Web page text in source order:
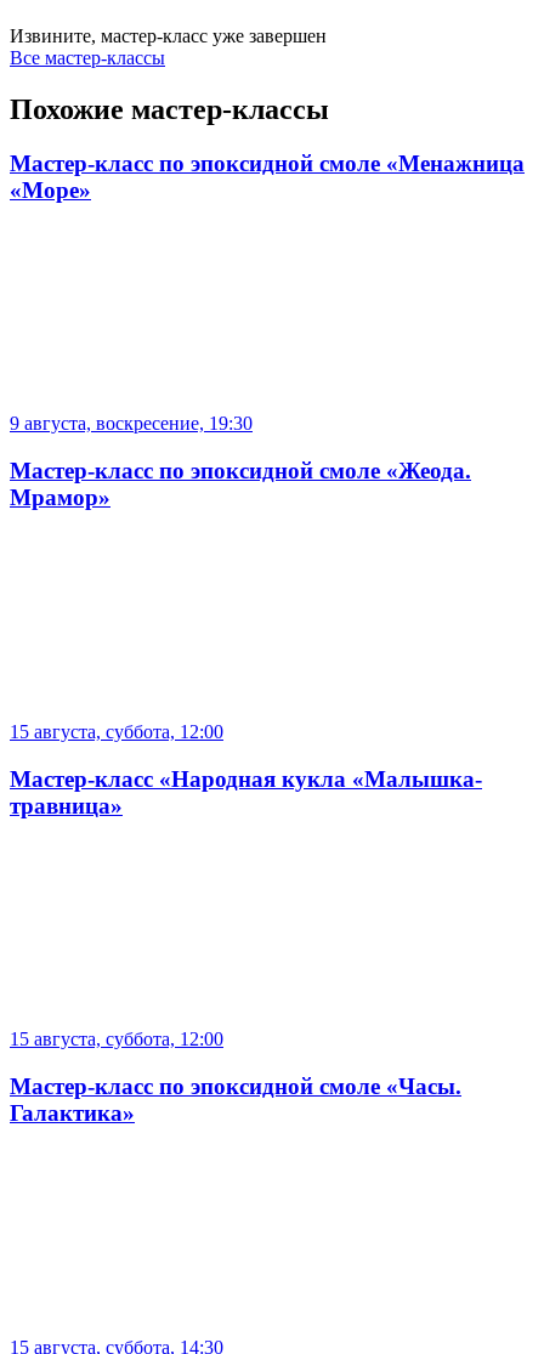
Извините, мастер-класс уже завершен
Все мастер-классы
Похожие мастер-классы
Мастер-класс по эпоксидной смоле «Менажница
«Море»
9 августа, воскресение, 19:30
Мастер-класс по эпоксидной смоле «Жеода.
Мрамор»
15 августа, суббота, 12:00
Мастер-класс «Народная кукла «Малышка-
травница»
15 августа, суббота, 12:00
Мастер-класс по эпоксидной смоле «Часы.
Галактика»
15 августа, суббота, 14:30